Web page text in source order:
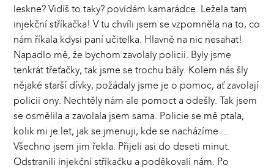
leskne? Vidíš to taky? povídám kamarádce. Ležela tam
injekční stříkačka! V tu chvíli jsem se vzpomněla na to, co
nám říkala kdysi paní učitelka. Hlavně na nic nesahat!
Napadlo mě, že bychom zavolaly policii. Byly jsme
tenkrát třeťačky, tak jsme se trochu bály. Kolem nás šly
nějaké starší dívky, požádaly jsme je o pomoc, ať zavolají
policii ony. Nechtěly nám ale pomoct a odešly. Tak jsem
se osmělila a zavolala jsem sama. Policie se mě ptala,
kolik mi je let, jak se jmenuji, kde se nacházíme ...
Všechno jsem jim řekla. Přijeli asi do deseti minut.
Odstranili injekční stříkačku a poděkovali nám. Po